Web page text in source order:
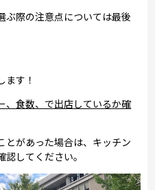
ぶ際の注意点については最後
ます！
、食数、で出店しているか確
とがあった場合は、キッチン
してください。